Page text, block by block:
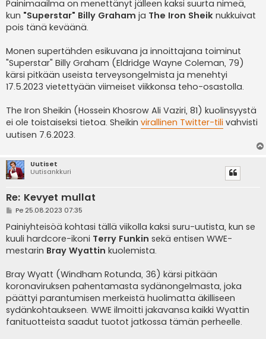
s
t
i
Painimaailma on menettänyt jälleen kaksi suurta nimeä,
kun "Superstar" Billy Graham ja The Iron Sheik nukkuivat
pois tänä keväänä.
Monen supertähden esikuvana ja innoittajana toiminut
"Superstar" Billy Graham (Eldridge Wayne Coleman, 79)
kärsi pitkään useista terveysongelmista ja menehtyi
17.5.2023 vietettyään viimeiset viikkonsa teho-osastolla.
The Iron Sheikin (Hossein Khosrow Ali Vaziri, 81) kuolinsyystä
ei ole toistaiseksi tietoa. Sheikin virallinen Twitter-tili vahvisti
uutisen 7.6.2023.
Uutiset
Uutisankkuri
Re: Kevyet mullat
V
e
s
t
i
Pe 25.08.2023 07:35
Painiyhteisöä kohtasi tällä viikolla kaksi suru-uutista, kun se
kuuli hardcore-ikoni Terry Funkin sekä entisen WWE-
mestarin Bray Wyattin kuolemista.
Bray Wyatt (Windham Rotunda, 36) kärsi pitkään
koronaviruksen pahentamasta sydänongelmasta, joka
päättyi parantumisen merkeistä huolimatta äkilliseen
sydänkohtaukseen. WWE ilmoitti jakavansa kaikki Wyattin
fanituotteista saadut tuotot jatkossa tämän perheelle.